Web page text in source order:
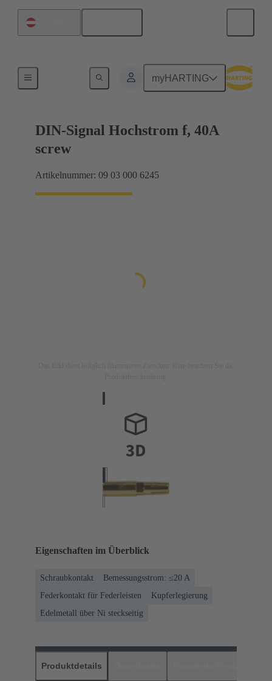
myHARTING
Motherboard-to-Daughtercard Verbindungen
DIN-Signal Hochstrom f, 40A
screw
Artikelnummer: 09 03 000 6245
Eigenschaften im Überblick
Schraubkontakt
Bemessungsstrom: ≤20 A
Federkontakt für Federleisten
Kupferlegierung
Edelmetall über Ni steckseitig
Produktdetails